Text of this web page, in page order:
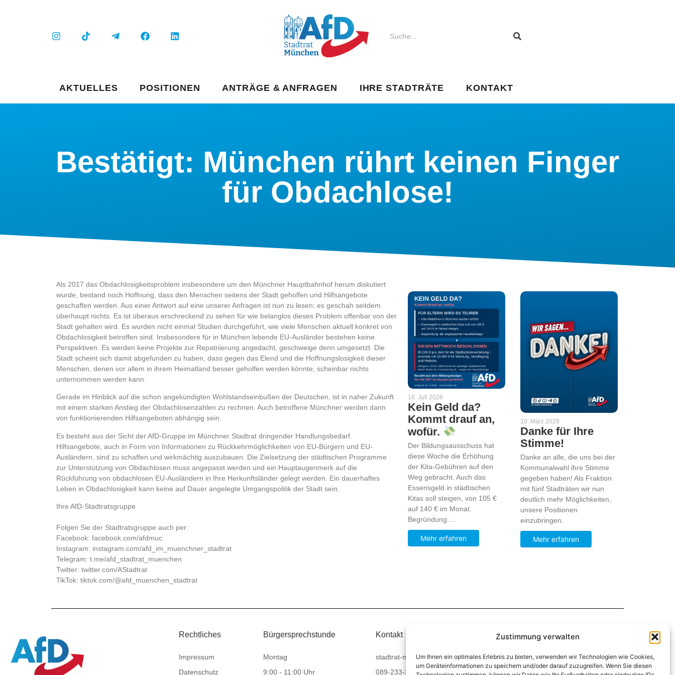
Zustimmung verwalten
Um Ihnen ein optimales Erlebnis zu bieten, verwenden wir Technologien wie Cookies,
um Geräteinformationen zu speichern und/oder darauf zuzugreifen. Wenn Sie diesen
AKTUELLES POSITIONEN ANTRÄGE & ANFRAGEN IHRE STADTRÄTE KONTAKT
Bestätigt: München rührt keinen Finger
für Obdachlose!
Als 2017 das Obdachlosigkeitsproblem insbesondere um den Münchner Hauptbahnhof herum diskutiert
wurde, bestand noch Hoffnung, dass den Menschen seitens der Stadt geholfen und Hilfsangebote
geschaffen werden. Aus einer Antwort auf eine unserer Anfragen ist nun zu lesen: es geschah seitdem
überhaupt nichts. Es ist überaus erschreckend zu sehen für wie belanglos dieses Problem offenbar von der
Stadt gehalten wird. Es wurden nicht einmal Studien durchgeführt, wie viele Menschen aktuell konkret von
Obdachlosigkeit betroffen sind. Insbesondere für in München lebende EU-Ausländer bestehen keine
Perspektiven. Es werden keine Projekte zur Repatriierung angedacht, geschweige denn umgesetzt. Die
Stadt scheint sich damit abgefunden zu haben, dass gegen das Elend und die Hoffnungslosigkeit dieser
Menschen, denen vor allem in ihrem Heimatland besser geholfen werden könnte, scheinbar nichts
unternommen werden kann.
Gerade im Hinblick auf die schon angekündigten Wohlstandseinbußen der Deutschen, ist in naher Zukunft
mit einem starken Anstieg der Obdachlosenzahlen zu rechnen. Auch betroffene Münchner werden dann
von funktionierenden Hilfsangeboten abhängig sein.
Es besteht aus der Sicht der AfD-Gruppe im Münchner Stadtrat dringender Handlungsbedarf.
Hilfsangebote, auch in Form von Informationen zu Rückkehrmöglichkeiten von EU-Bürgern und EU-
Ausländern, sind zu schaffen und wirkmächtig auszubauen. Die Zielsetzung der städtischen Programme
zur Unterstützung von Obdachlosen muss angepasst werden und ein Hauptaugenmerk auf die
Rückführung von obdachlosen EU-Ausländern in Ihre Herkunftsländer gelegt werden. Ein dauerhaftes
Leben in Obdachlosigkeit kann keine auf Dauer angelegte Umgangspolitik der Stadt sein.
Ihre AfD-Stadtratsgruppe
Folgen Sie der Stadtratsgruppe auch per:
Facebook: facebook.com/afdmuc
Instagram: instagram.com/afd_im_muenchner_stadtrat
Telegram: t.me/afd_stadtrat_muenchen
Twitter: twitter.com/AStadtrat
TikTok: tiktok.com/@afd_muenchen_stadtrat
16. Juli 2026
Kein Geld da?
Kommt drauf an,
wofür.
Der Bildungsausschuss hat
diese Woche die Erhöhung
der Kita-Gebühren auf den
Weg gebracht. Auch das
Essensgeld in städtischen
Kitas soll steigen, von 105 €
auf 140 € im Monat.
Begründung:...
Mehr erfahren
10. März 2026
Danke für Ihre
Stimme!
Danke an alle, die uns bei der
Kommunalwahl ihre Stimme
gegeben haben! Als Fraktion
mit fünf Stadträten wir nun
deutlich mehr Möglichkeiten,
unsere Positionen
einzubringen.
Mehr erfahren
Rechtliches
Impressum
Datenschutz
Bürgersprechstunde
Montag
9:00 - 11:00 Uhr
Kontakt
stadtrat-muenchen(at)afdbayern.de
089-233-23932